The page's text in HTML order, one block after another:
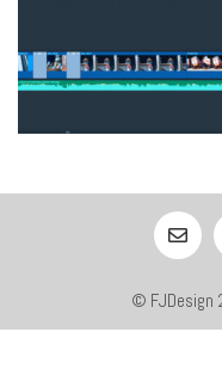
© FJDesign